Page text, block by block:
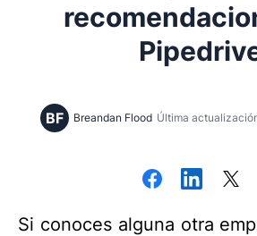
BF Breandan Flood Última
Si conoces alguna otra